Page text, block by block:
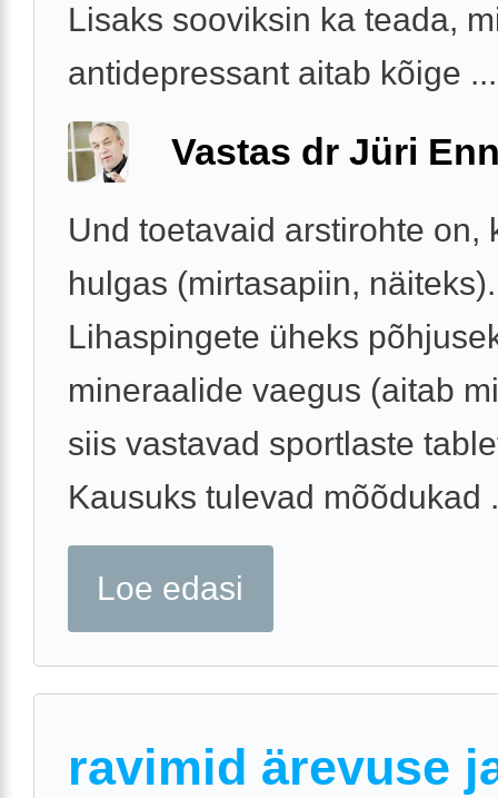
Lisaks sooviksin ka teada,
antidepressant aitab kõige ...
Vastas dr Jüri
Und toetavaid arstirohte on,
hulgas (mirtasapiin, näiteks).
Lihaspingete üheks
mineraalide vaegus (aitab
siis vastavad sportlaste
Kausuks tulevad mõõdukad
Loe edasi
ravimid ärevuse